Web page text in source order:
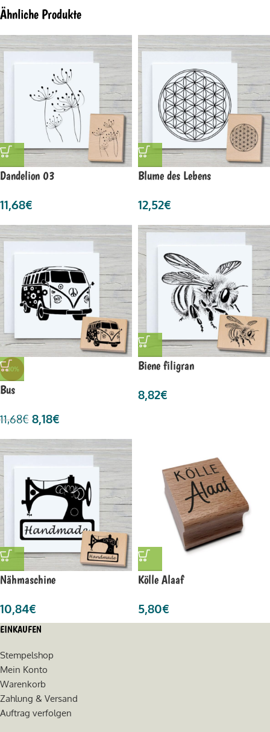
Ähnliche Produkte
Dandelion 03
11,68€
Blume des Lebens
12,52€
-30%
Bus
11,68€ 8,18€
Biene filigran
8,82€
Nähmaschine
10,84€
Kölle Alaaf
5,80€
EINKAUFEN
Stempelshop
Mein Konto
Warenkorb
Zahlung & Versand
Auftrag verfolgen